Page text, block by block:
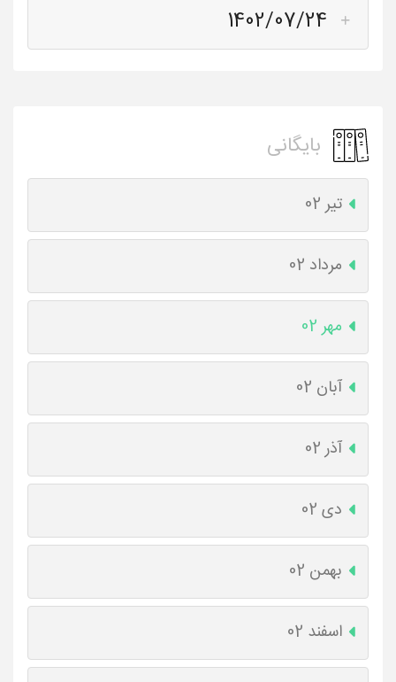
1402/07/24
بایگانی
تیر 02
مرداد 02
مهر 02
آبان 02
آذر 02
دی 02
بهمن 02
اسفند 02